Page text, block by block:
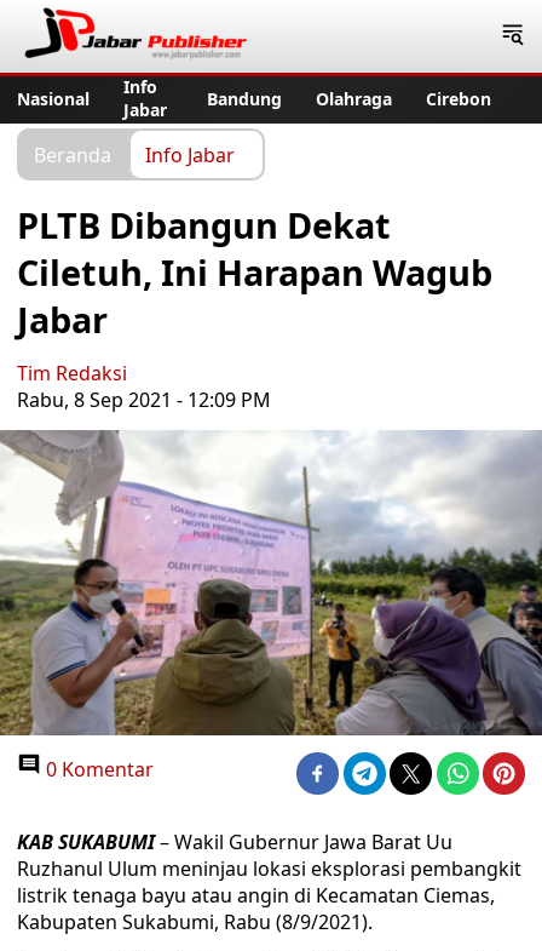
Nasional
Info
Jabar
Bandung Olahraga Cirebon
Beranda Info Jabar
PLTB Dibangun Dekat
Ciletuh, Ini Harapan Wagub
Jabar
Tim Redaksi
Rabu, 8 Sep 2021 - 12:09 PM
0 Komentar
KAB SUKABUMI– Wakil Gubernur Jawa Barat Uu
Ruzhanul Ulum meninjau lokasi eksplorasi pembangkit
listrik tenaga bayu atau angin di Kecamatan Ciemas,
Kabupaten Sukabumi, Rabu (8/9/2021).